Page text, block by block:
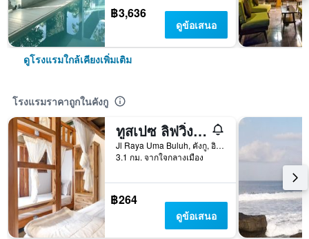
฿3,636
ดูข้อเสนอ
ดูโรงแรมใกล้เคียงเพิ่มเติม
โรงแรมราคาถูกในคังกู
ทูสเปซ ลิฟวิ่ง แอท เวฟ แอนด์ ชิล เฮาส์
Jl Raya Uma Buluh, คังกู, อินโดนีเซีย
3.1 กม. จากใจกลางเมือง
฿264
ดูข้อเสนอ